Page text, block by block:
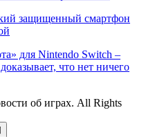
защищенный смартфон
для Nintendo Switch –
что нет ничего
об играх. All Rights